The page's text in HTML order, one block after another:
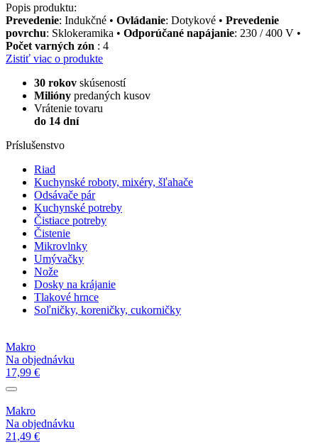
Popis produktu:
Prevedenie: Indukčné • Ovládanie: Dotykové • Prevedenie
povrchu: Sklokeramika • Odporúčané napájanie: 230 / 400 V •
Počet varných zón : 4
Zistiť viac o produkte
30 rokov skúseností
Milióny predaných kusov
Vrátenie tovaru
do 14 dní
Príslušenstvo
Riad
Kuchynské roboty, mixéry, šľahače
Odsávače pár
Kuchynské potreby
Čistiace potreby
Čistenie
Mikrovlnky
Umývačky
Nože
Dosky na krájanie
Tlakové hrnce
Soľničky, koreničky, cukorničky
Makro
Na objednávku
17,99 €
Makro
Na objednávku
21,49 €